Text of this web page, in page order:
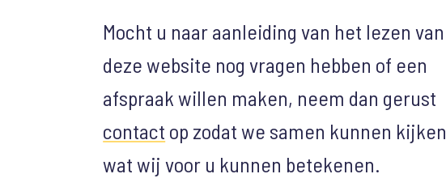
Mocht u naar aanleiding van het lezen van
deze website nog vragen hebben of een
afspraak willen maken, neem dan gerust
contact op zodat we samen kunnen kijken
wat wij voor u kunnen betekenen.